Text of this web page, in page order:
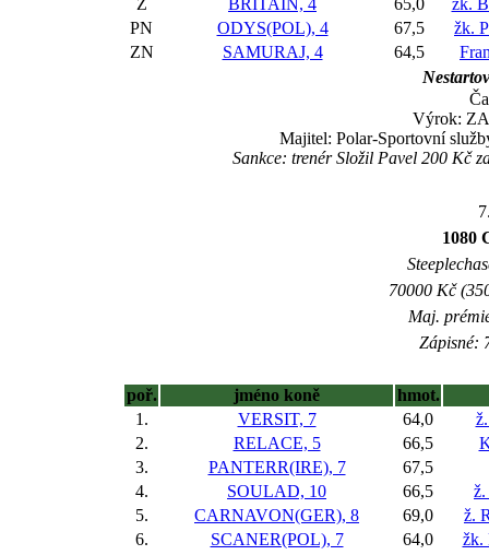
Z BRITAIN, 4 65,0
žk.
PN
ODYS(POL), 4 67,5
žk.
ZN
SAMURAJ, 4 64,5
Výrok:
Majitel: Polar-Sportovní
Sankce: trenér Složil Pavel 200 Kč
1080
70000 Kč
Maj.
Zápisné:
poř. jméno koně
hmot.
1.
VERSIT, 7 64,0
2.
RELACE, 5 66,5
3.
PANTERR(IRE), 7
67,5
4.
SOULAD, 10 66,5
ž.
5.
CARNAVON(GER), 8 69,0
ž.
6.
SCANER(POL), 7 64,0
žk.